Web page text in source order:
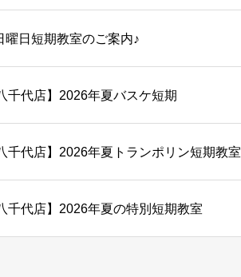
曜日短期教室のご案内♪
千代店】2026年夏バスケ短期
千代店】2026年夏トランポリン短期教室
千代店】2026年夏の特別短期教室